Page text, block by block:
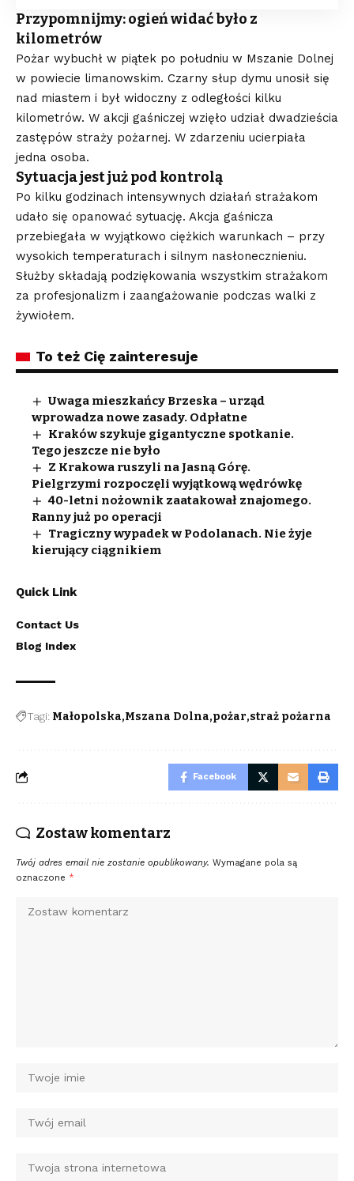
Przypomnijmy: ogień widać było z
kilometrów
Pożar wybuchł w piątek po południu w Mszanie Dolnej
w powiecie limanowskim. Czarny słup dymu unosił się
nad miastem i był widoczny z odległości kilku
kilometrów. W akcji gaśniczej wzięło udział dwadzieścia
zastępów straży pożarnej. W zdarzeniu ucierpiała
jedna osoba.
Sytuacja jest już pod kontrolą
Po kilku godzinach intensywnych działań strażakom
udało się opanować sytuację. Akcja gaśnicza
przebiegała w wyjątkowo ciężkich warunkach – przy
wysokich temperaturach i silnym nasłonecznieniu.
Służby składają podziękowania wszystkim strażakom
za profesjonalizm i zaangażowanie podczas walki z
żywiołem.
To też Cię zainteresuje
Uwaga mieszkańcy Brzeska – urząd
wprowadza nowe zasady. Odpłatne
Kraków szykuje gigantyczne spotkanie.
Tego jeszcze nie było
Z Krakowa ruszyli na Jasną Górę.
Pielgrzymi rozpoczęli wyjątkową wędrówkę
40-letni nożownik zaatakował znajomego.
Ranny już po operacji
Tragiczny wypadek w Podolanach. Nie żyje
kierujący ciągnikiem
Quick Link
Contact Us
Blog Index
Tagi: Małopolska Mszana Dolna pożar straż pożarna
Facebook
Zostaw komentarz
Twój adres email nie zostanie opublikowany. Wymagane pola są
oznaczone *